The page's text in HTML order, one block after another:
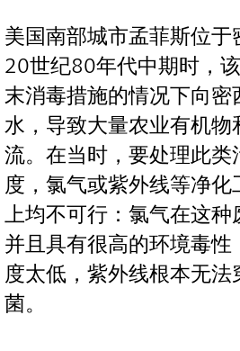
美国南部城市孟菲斯位于
20世纪80年代中期时，
末消毒措施的情况下向密
水，导致大量农业有机物
流。在当时，要处理此类
度，氯气或紫外线等净
上均不可行：氯气在这种
并且具有很高的环境毒性
度太低，紫外线根本无法
菌。